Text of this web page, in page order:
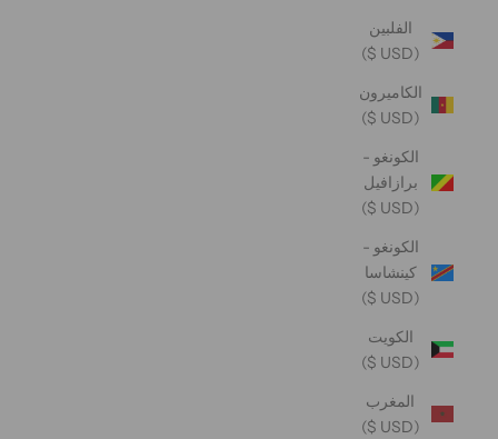
الفلبين
(USD $)
الكاميرون
(USD $)
الكونغو -
برازافيل
(USD $)
الكونغو -
كينشاسا
(USD $)
الكويت
(USD $)
المغرب
(USD $)